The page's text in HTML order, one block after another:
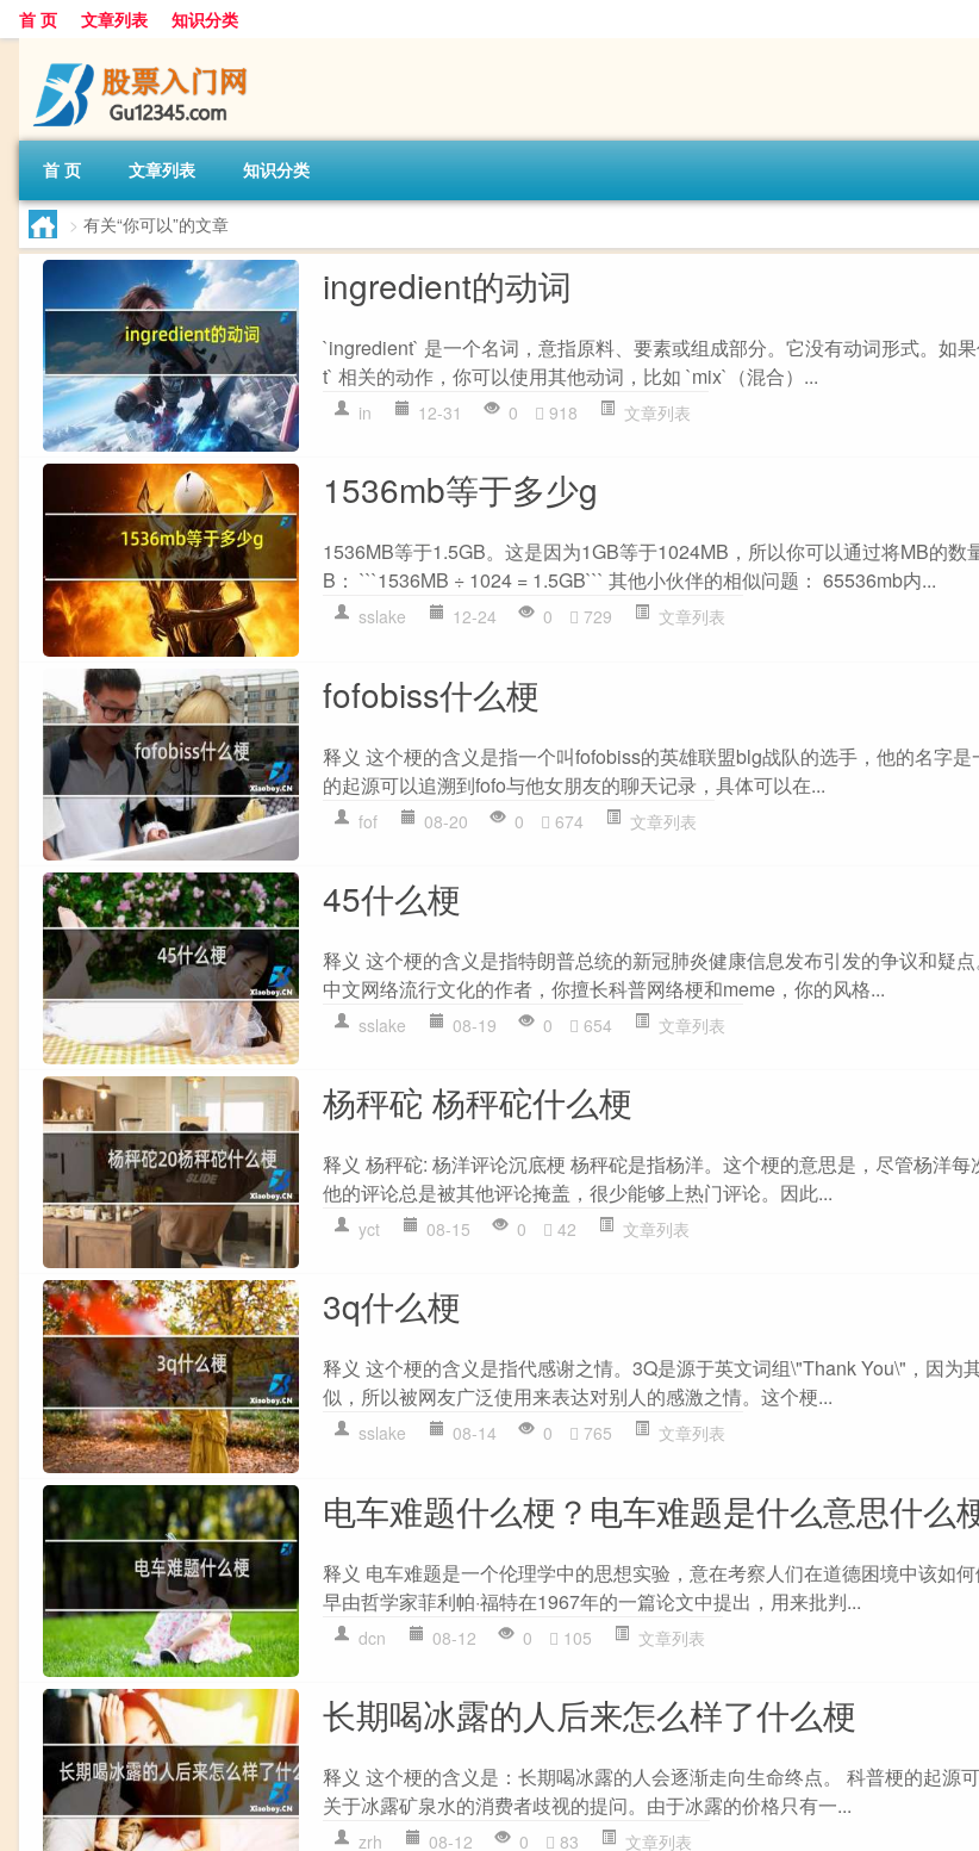
首 页 文章列表 知识分类
首 页 文章列表 知识分类
> 有关“你可以”的文章
ingredient的动词
`ingredient` 是一个名词，意指原料、要素或组成部分。它没有动词形式。如
t` 相关的动作，你可以使用其他动词，比如 `mix`（混合）...
in 12-31 0 918 文章列表
1536mb等于多少g
1536MB等于1.5GB。这是因为1GB等于1024MB，所以你可以通过将MB的数
B： ```1536MB ÷ 1024 = 1.5GB``` 其他小伙伴的相似问题： 65536mb内...
sslake 12-24 0 729 文章列表
fofobiss什么梗
释义 这个梗的含义是指一个叫fofobiss的英雄联盟blg战队的选手，他的名字是
的起源可以追溯到fofo与他女朋友的聊天记录，具体可以在...
fof 08-20 0 674 文章列表
45什么梗
释义 这个梗的含义是指特朗普总统的新冠肺炎健康信息发布引发的争议和疑
中文网络流行文化的作者，你擅长科普网络梗和meme，你的风格...
sslake 08-19 0 654 文章列表
杨秤砣 杨秤砣什么梗
释义 杨秤砣: 杨洋评论沉底梗 杨秤砣是指杨洋。这个梗的意思是，尽管杨洋每
他的评论总是被其他评论掩盖，很少能够上热门评论。因此...
yct 08-15 0 42 文章列表
3q什么梗
释义 这个梗的含义是指代感谢之情。3Q是源于英文词组\"Thank You\"，因为
似，所以被网友广泛使用来表达对别人的感激之情。这个梗...
sslake 08-14 0 765 文章列表
电车难题什么梗？电车难题是什么意思什么
释义 电车难题是一个伦理学中的思想实验，意在考察人们在道德困境中该如
早由哲学家菲利帕·福特在1967年的一篇论文中提出，用来批判...
dcn 08-12 0 105 文章列表
长期喝冰露的人后来怎么样了什么梗
释义 这个梗的含义是：长期喝冰露的人会逐渐走向生命终点。 科普梗的起源
关于冰露矿泉水的消费者歧视的提问。由于冰露的价格只有一...
zrh 08-12 0 83 文章列表